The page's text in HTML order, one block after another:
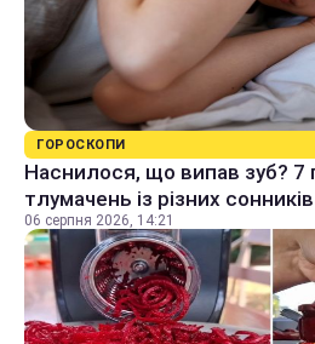
ГОРОСКОПИ
Наснилося, що випав зуб? 7
тлумачень із різних сонників
06 серпня 2026, 14:21